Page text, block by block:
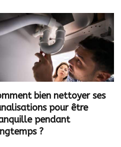
bien nettoyer ses
pour être
pendant
?